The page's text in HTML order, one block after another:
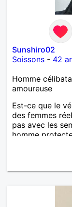
Sunshiro02
Soissons - 42
Homme
amoureuse
Est-ce que le
des femmes
pas avec les
homme
d'y croire et
que je désir
joyeuseté
m'intéressez